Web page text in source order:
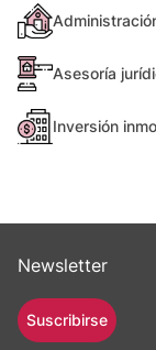
Asesoría
Inversión
Newsletter
Suscribirse